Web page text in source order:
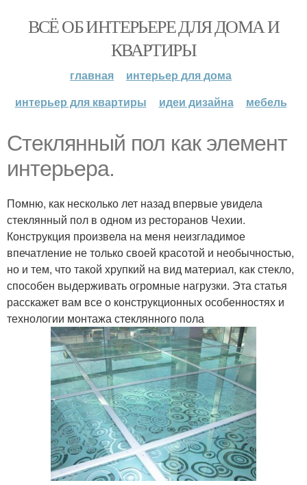
ВСЁ ОБ ИНТЕРЬЕРЕ ДЛЯ ДОМА И
КВАРТИРЫ
главная
интерьер для дома
интерьер для квартиры
идеи дизайна мебель
Стеклянный пол как элемент
интерьера.
Помню, как несколько лет назад впервые увидела
стеклянный пол в одном из ресторанов Чехии.
Конструкция произвела на меня неизгладимое
впечатление не только своей красотой и необычностью,
но и тем, что такой хрупкий на вид материал, как стекло,
способен выдерживать огромные нагрузки. Эта статья
расскажет вам все о конструкционных особенностях и
технологии монтажа стеклянного пола